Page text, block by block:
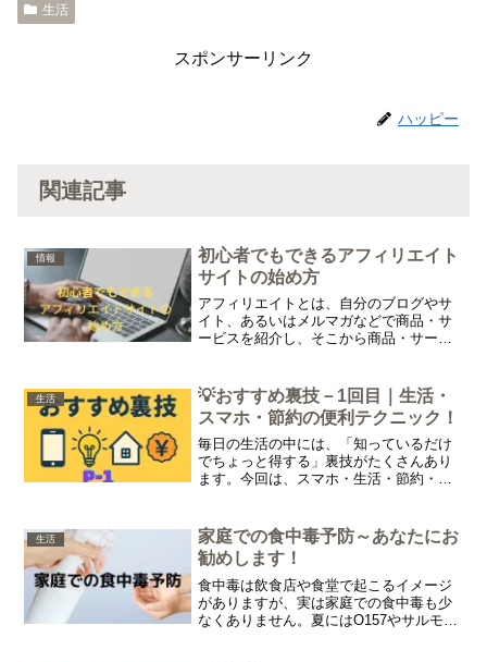
生活
スポンサーリンク
ハッピー
関連記事
情報
初心者でもできるアフィリエイト
サイトの始め方
アフィリエイトとは、自分のブログやサ
イト、あるいはメルマガなどで商品・サ
ービスを紹介し、そこから商品・サービ
す。
生活
💡おすすめ裏技－1回目｜生活・
スマホ・節約の便利テクニック！
毎日の生活の中には、「知っているだけ
でちょっと得する」裏技がたくさんあり
ます。今回は、スマホ・生活・節約・買
生活
家庭での食中毒予防～あなたにお
勧めします！
食中毒は飲食店や食堂で起こるイメージ
がありますが、実は家庭での食中毒も少
なくありません。夏にはO157やサルモネ